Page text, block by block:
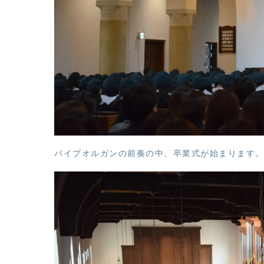
パイプオルガンの前奏の中、卒業式が始まります。